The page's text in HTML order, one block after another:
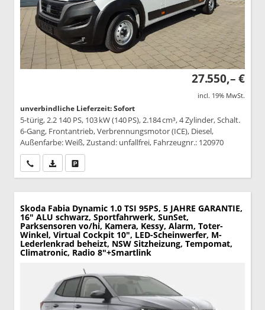
27.550,– €
incl. 19% MwSt.
unverbindliche Lieferzeit: Sofort
5-türig, 2.2 140 PS, 103 kW (140 PS), 2.184 cm³, 4 Zylinder, Schalt.
6-Gang, Frontantrieb, Verbrennungsmotor (ICE), Diesel,
Außenfarbe: Weiß, Zustand: unfallfrei, Fahrzeugnr.: 120970
Wir rufen Sie anPDF-Datei, Fahrzeugexposé drucken
Skoda Fabia Dynamic 1.0 TSI 95PS, 5 JAHRE GARANTIE,
16" ALU schwarz, Sportfahrwerk, SunSet,
Parksensoren vo/hi, Kamera, Kessy, Alarm, Toter-
Winkel, Virtual Cockpit 10", LED-Scheinwerfer, M-
Lederlenkrad beheizt, NSW Sitzheizung, Tempomat,
Climatronic, Radio 8"+Smartlink